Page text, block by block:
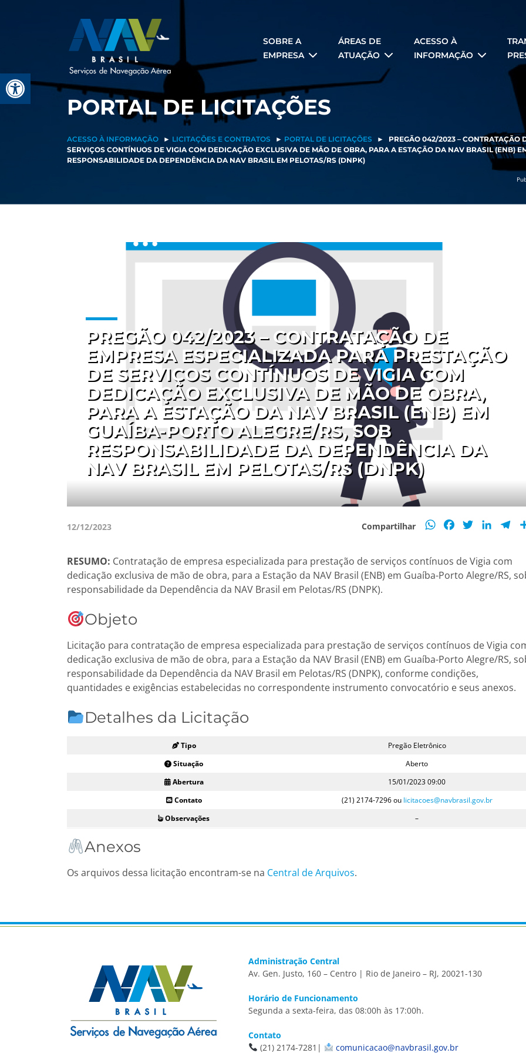
Barra de Ferramentas Aberta
SOBRE A
EMPRESA
ÁREAS DE
ATUAÇÃO
ACESSO À
INFORMAÇÃO
PORTAL DE LICITAÇÕES
ACESSO À INFORMAÇÃO ► LICITAÇÕES E CONTRATOS ► PORTAL DE LICITAÇÕES ►
PREGÃO 042/2023 – CONTRATAÇÃO
SERVIÇOS CONTÍNUOS DE VIGIA COM DEDICAÇÃO EXCLUSIVA DE MÃO DE OBRA, PARA A ESTAÇÃO DA NAV BRASIL (ENB)
RESPONSABILIDADE DA DEPENDÊNCIA DA NAV BRASIL EM PELOTAS/RS (DNPK)
PREGÃO 042/2023 – CONTRATAÇÃO DE
EMPRESA ESPECIALIZADA PARA PRESTAÇÃO
DE SERVIÇOS CONTÍNUOS DE VIGIA COM
DEDICAÇÃO EXCLUSIVA DE MÃO DE OBRA,
PARA A ESTAÇÃO DA NAV BRASIL (ENB) EM
GUAÍBA-PORTO ALEGRE/RS, SOB
RESPONSABILIDADE DA DEPENDÊNCIA DA
NAV BRASIL EM PELOTAS/RS (DNPK)
12/12/2023 Compartilhar WhatsApp
FacebookTwitter
RESUMO: Contratação de empresa especializada para prestação de serviços contínuos de Vigia com
dedicação exclusiva de mão de obra, para a Estação da NAV Brasil (ENB) em Guaíba-Porto Alegre/RS,
responsabilidade da Dependência da NAV Brasil em Pelotas/RS (DNPK).
Objeto
Licitação para contratação de empresa especializada para prestação de serviços contínuos de Vigia
dedicação exclusiva de mão de obra, para a Estação da NAV Brasil (ENB) em Guaíba-Porto Alegre/RS,
responsabilidade da Dependência da NAV Brasil em Pelotas/RS (DNPK), conforme condições,
quantidades e exigências estabelecidas no correspondente instrumento convocatório e seus anexos.
Detalhes da Licitação
Tipo
Pregão Eletrônico
Situação
Aberto
Abertura
15/01/2023 09:00
Contato
(21) 2174-7296 ou licitacoes@navbrasil.gov.br
Observações
–
Anexos
Os arquivos dessa licitação encontram-se na Central de Arquivos.
Administração Central
Av. Gen. Justo, 160 – Centro | Rio de Janeiro – RJ, 20021-130
Horário de Funcionamento
Segunda a sexta-feira, das 08:00h às 17:00h.
Contato
(21) 2174-7281|
comunicacao@navbrasil.gov.br